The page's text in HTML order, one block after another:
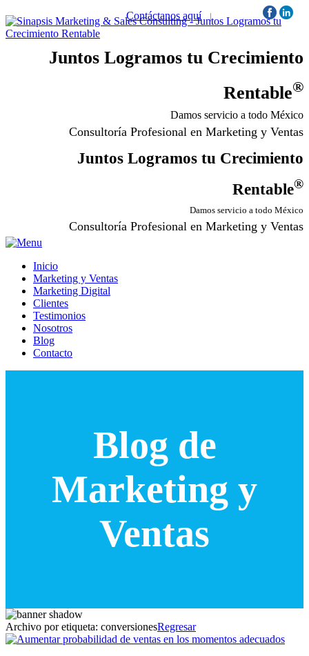
Contáctanos aquí | Síguenos:
Juntos Logramos tu Crecimiento
Rentable®
Damos servicio a todo México
Consultoría Profesional en Marketing y Ventas
Juntos Logramos tu Crecimiento
Rentable®
Damos servicio a todo México
Consultoría Profesional en Marketing y Ventas
Inicio
Marketing y Ventas
Marketing Digital
Clientes
Testimonios
Nosotros
Blog
Contacto
Blog de
Marketing y
Ventas
Archivo por etiqueta: conversionesRegresar